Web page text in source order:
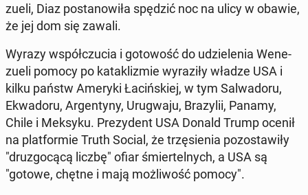
zu­eli, Diaz po­sta­no­wi­ła spędzić noc na ulicy w obawie,
że jej dom się zawali.
Wyrazy współ­czu­cia i go­to­wość do udzie­le­nia We­ne­
zu­eli pomocy po ka­ta­kli­zmie wy­ra­zi­ły władze USA i
kilku państw Ameryki Ła­ciń­skiej, w tym Sal­wa­do­ru,
Ekwa­do­ru, Ar­gen­ty­ny, Uru­gwa­ju, Bra­zy­lii, Panamy,
Chile i Meksyku. Pre­zy­dent USA Donald Trump ocenił
na plat­for­mie Truth Social, że trzę­sie­nia po­zo­sta­wi­ły
"dru­zgo­cą­cą liczbę" ofiar śmier­tel­nych, a USA są
"gotowe, chętne i mają moż­li­wość pomocy".